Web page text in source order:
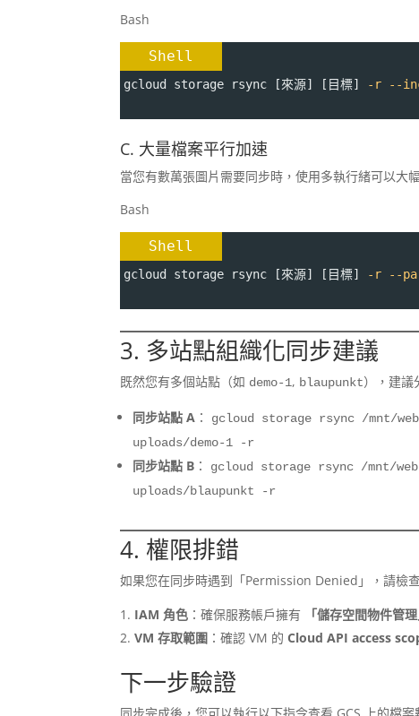
Bash
Shell
gcloud storage rsync [來源] [目標] -r --
C. 大量檔案平行加速
當您有數萬張圖片需要同步時，使用多執行緒可以大
Bash
Shell
gcloud storage rsync [來源] [目標] -r --
3. 多站點組織化同步建議
既然您有多個站點（如 demo-1, blaupunkt），建議
同步站點 A ：
gcloud storage rsync /mnt/
uploads/demo-1 -r
同步站點 B ：
gcloud storage rsync /mnt/
uploads/blaupunkt -r
4. 權限排錯
如果您在同步時遇到「Permission Denied」，請檢
IAM 角色 ：確保服務帳戶擁有 「儲存空間物件管
VM 存取範圍 ：確認 VM 的Cloud API access
下一步驗證